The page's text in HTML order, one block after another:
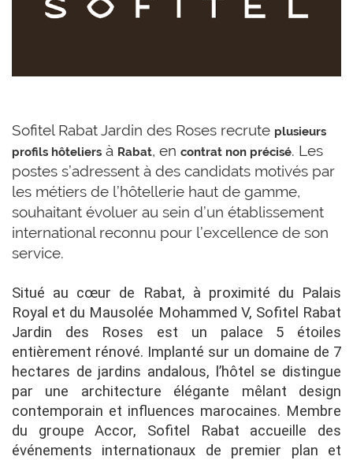
Sofitel Rabat Jardin des Roses recrute plusieurs
profils hôteliers à Rabat, en contrat non précisé. Les
postes s’adressent à des candidats motivés par
les métiers de l’hôtellerie haut de gamme,
souhaitant évoluer au sein d’un établissement
international reconnu pour l’excellence de son
service.
Situé au cœur de Rabat, à proximité du Palais
Royal et du Mausolée Mohammed V, Sofitel Rabat
Jardin des Roses est un palace 5 étoiles
entièrement rénové. Implanté sur un domaine de 7
hectares de jardins andalous, l’hôtel se distingue
par une architecture élégante mêlant design
contemporain et influences marocaines. Membre
du groupe Accor, Sofitel Rabat accueille des
événements internationaux de premier plan et